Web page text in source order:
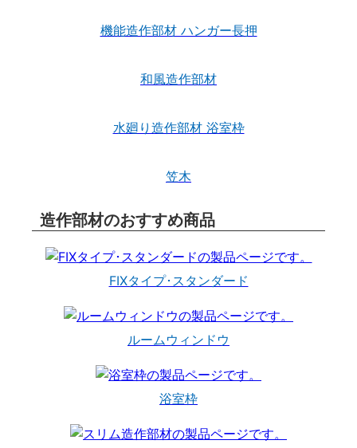
機能造作部材 ハンガー長押
和風造作部材
水廻り造作部材 浴室枠
笠木
造作部材のおすすめ商品
FIXタイプ･スタンダード
ルームウィンドウ
浴室枠